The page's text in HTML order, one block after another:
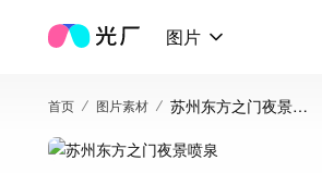
图片
首页 图片素材
苏州东方之门夜景喷